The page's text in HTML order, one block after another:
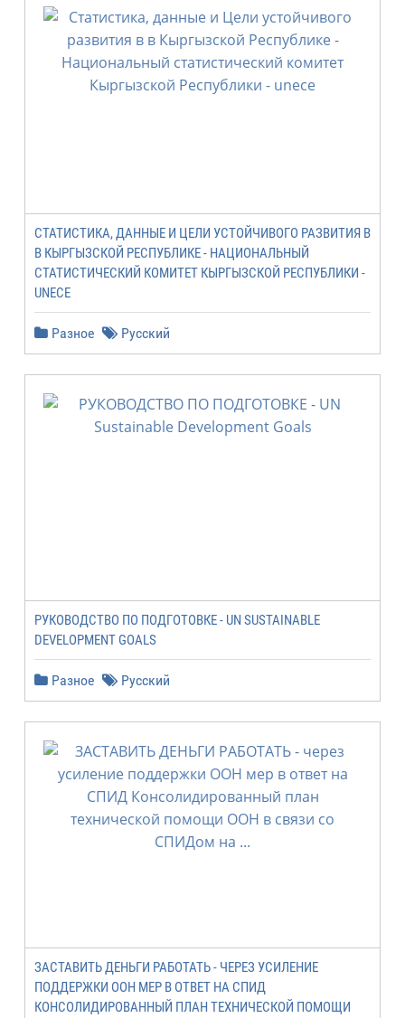
СТАТИСТИКА, ДАННЫЕ И ЦЕЛИ УСТОЙЧИВОГО РАЗВИТИЯ В
В КЫРГЫЗСКОЙ РЕСПУБЛИКЕ - НАЦИОНАЛЬНЫЙ
СТАТИСТИЧЕСКИЙ КОМИТЕТ КЫРГЫЗСКОЙ РЕСПУБЛИКИ -
UNECE
Разное Русский
РУКОВОДСТВО ПО ПОДГОТОВКЕ - UN SUSTAINABLE
DEVELOPMENT GOALS
Разное Русский
ЗАСТАВИТЬ ДЕНЬГИ РАБОТАТЬ - ЧЕРЕЗ УСИЛЕНИЕ
ПОДДЕРЖКИ ООН МЕР В ОТВЕТ НА СПИД
КОНСОЛИДИРОВАННЫЙ ПЛАН ТЕХНИЧЕСКОЙ ПОМОЩИ